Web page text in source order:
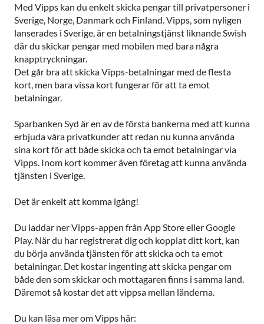
Med Vipps kan du enkelt skicka pengar till privatpersoner i
Sverige, Norge, Danmark och Finland. Vipps, som nyligen
lanserades i Sverige, är en betalningstjänst liknande Swish
där du skickar pengar med mobilen med bara några
knapptryckningar.
Det går bra att skicka Vipps-betalningar med de flesta
kort, men bara vissa kort fungerar för att ta emot
betalningar.
Sparbanken Syd är en av de första bankerna med att kunna
erbjuda våra privatkunder att redan nu kunna använda
sina kort för att både skicka och ta emot betalningar via
Vipps. Inom kort kommer även företag att kunna använda
tjänsten i Sverige.
Det är enkelt att komma igång!
Du laddar ner Vipps-appen från App Store eller Google
Play. När du har registrerat dig och kopplat ditt kort, kan
du börja använda tjänsten för att skicka och ta emot
betalningar. Det kostar ingenting att skicka pengar om
både den som skickar och mottagaren finns i samma land.
Däremot så kostar det att vippsa mellan länderna.
Du kan läsa mer om Vipps här: